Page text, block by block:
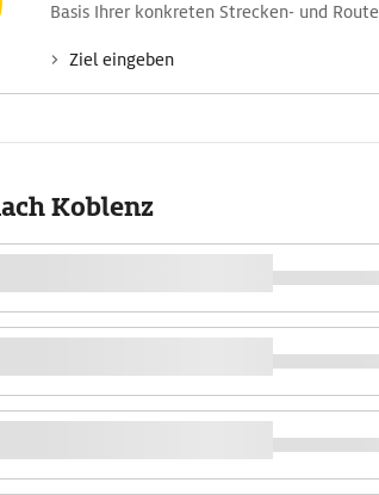
Basis Ihrer konkreten Strecken- und
Ziel eingeben
Koblenz